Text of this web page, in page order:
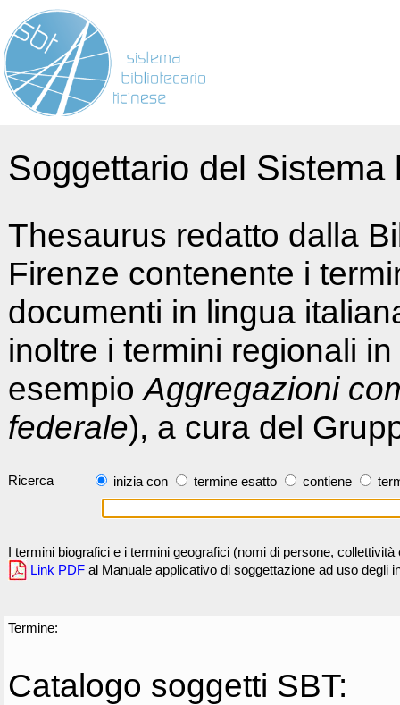
Soggettario del
Thesaurus redatto dalla
Firenze contenente i
documenti in lingua
inoltre i termini regionali
esempioAggregazioni
federale), a cura del
Ricerca inizia con termine esatto contiene
I termini biografici e i termini geografici (nomi di persone,
Link PDF al Manuale applicativo di soggettazione ad uso degli
Termine:
Catalogo soggetti SBT: